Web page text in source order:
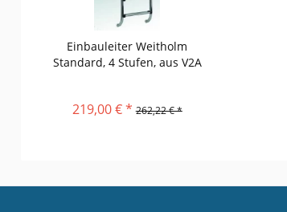
Einbauleiter Weitholm
Standard, 4 Stufen, aus V2A
219,00 € * 262,22 € *